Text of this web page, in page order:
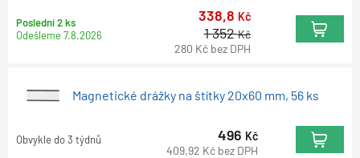
Poslední 2 ks
Odešleme7.8.2026
338,8 Kč
1 352Kč
280 Kč bez DPH
Magnetické drážky na štítky 20x60 mm, 56 ks
Obvykle do 3 týdnů 496 Kč
409,92 Kč bez DPH